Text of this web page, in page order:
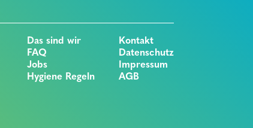
Das sind wir
FAQ
Jobs
Hygiene Regeln
Kontakt
Datenschutz
Impressum
AGB